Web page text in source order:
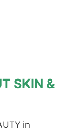
SKIN &
in